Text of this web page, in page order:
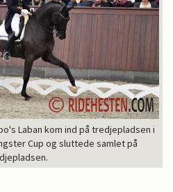
Laban kom ind på tredjepladsen i
Cup og sluttede samlet på